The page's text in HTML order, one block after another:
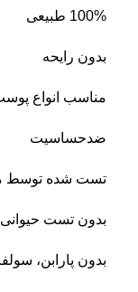
100% طبیعی
بدون رایحه
مناسب انواع
ضدحساسیت
تست شده توسط
بدون تست حیوانی
بدون پارابن،